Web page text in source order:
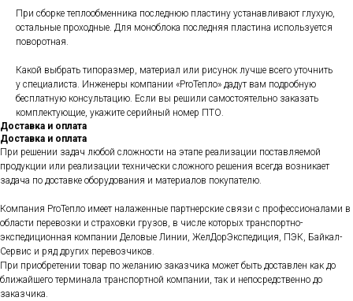
При сборке теплообменника последнюю пластину устанавливают глухую,
остальные проходные. Для моноблока последняя пластина используется
поворотная.
Какой выбрать типоразмер, материал или рисунок лучше всего уточнить
у специалиста. Инженеры компании «ProТепло» дадут вам подробную
бесплатную консультацию. Если вы решили самостоятельно заказать
комплектующие, укажите серийный номер ПТО.
Доставка и оплата
Доставка и оплата
При решении задач любой сложности на этапе реализации поставляемой
продукции или реализации технически сложного решения всегда возникает
задача по доставке оборудования и материалов покупателю.
Компания ProТепло имеет налаженные партнерские связи с профессионалами в
области перевозки и страховки грузов, в числе которых транспортно-
экспедиционная компании Деловые Линии, ЖелДорЭкспедиция, ПЭК, Байкал-
Сервис и ряд других перевозчиков.
При приобретении товар по желанию заказчика может быть доставлен как до
ближайшего терминала транспортной компании, так и непосредственно до
заказчика.